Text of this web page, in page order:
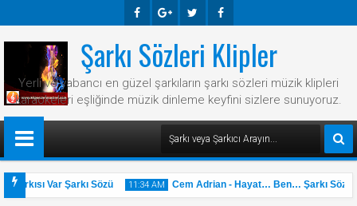
Ook E-
Plus
R Ook
Şarkı Sözleri Klipler
Yerli ve yabancı en güzel şarkıların şarkı sözleri müzik klipleri
karaokeleri eşliğinde müzik dinleme keyfini sizlere sunuyoruz.
Var Şarkı Sözü 11:34 AM Cem Adrian - Hayat… Ben… Şarkı Sözü